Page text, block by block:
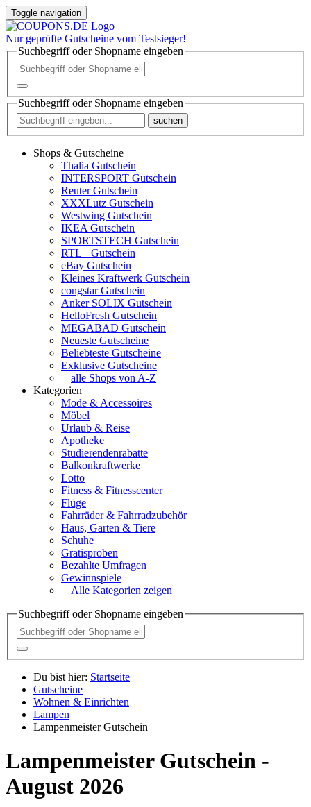
Toggle navigation
Nur geprüfte Gutscheine vom Testsieger!
Suchbegriff oder Shopname eingeben
Suchbegriff oder Shopname eingeben
suchen
Shops & Gutscheine
Thalia Gutschein
INTERSPORT Gutschein
Reuter Gutschein
XXXLutz Gutschein
Westwing Gutschein
IKEA Gutschein
SPORTSTECH Gutschein
RTL+ Gutschein
eBay Gutschein
Kleines Kraftwerk Gutschein
congstar Gutschein
Anker SOLIX Gutschein
HelloFresh Gutschein
MEGABAD Gutschein
Neueste Gutscheine
Beliebteste Gutscheine
Exklusive Gutscheine
alle Shops von A-Z
Kategorien
Mode & Accessoires
Möbel
Urlaub & Reise
Apotheke
Studierendenrabatte
Balkonkraftwerke
Lotto
Fitness & Fitnesscenter
Flüge
Fahrräder & Fahrradzubehör
Haus, Garten & Tiere
Schuhe
Gratisproben
Bezahlte Umfragen
Gewinnspiele
Alle Kategorien zeigen
Suchbegriff oder Shopname eingeben
Du bist hier: Startseite
Gutscheine
Wohnen & Einrichten
Lampen
Lampenmeister Gutschein
Lampenmeister Gutschein -
August 2026